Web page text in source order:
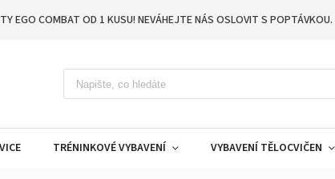
EGO COMBAT OD 1 KUSU! NEVÁHEJTE NÁS OSLOVIT S POPTÁVKOU.
TRÉNINKOVÉ VYBAVENÍ VYBAVENÍ TĚLOCVIČEN